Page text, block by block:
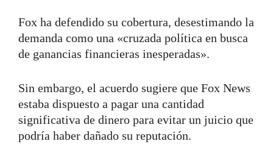
Fox ha defendido su cobertura, desestimando la
demanda como una «cruzada política en busca
de ganancias financieras inesperadas».
Sin embargo, el acuerdo sugiere que Fox News
estaba dispuesto a pagar una cantidad
significativa de dinero para evitar un juicio que
podría haber dañado su reputación.